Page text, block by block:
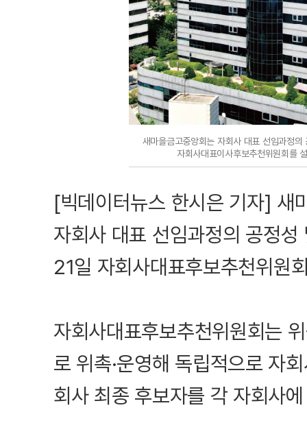
새마을금고중앙회는 자회사 대표 선임과정
자회사대표이사후보추천위원회를
[빅데이터뉴스 한시은 기자] 새
자회사 대표 선임과정의 공정
21일 자회사대표후보추천위원
자회사대표후보추천위원회는
로 위촉·운영해 독립적으로 자
회사 최종 후보자를 각 자회사